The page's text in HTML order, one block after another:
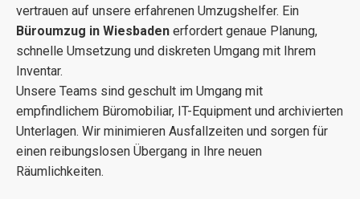
vertrauen auf unsere erfahrenen Umzugshelfer. Ein
Büroumzug in Wiesbaden erfordert genaue Planung,
schnelle Umsetzung und diskreten Umgang mit Ihrem
Inventar.
Unsere Teams sind geschult im Umgang mit
empfindlichem Büromobiliar, IT-Equipment und archivierten
Unterlagen. Wir minimieren Ausfallzeiten und sorgen für
einen reibungslosen Übergang in Ihre neuen
Räumlichkeiten.